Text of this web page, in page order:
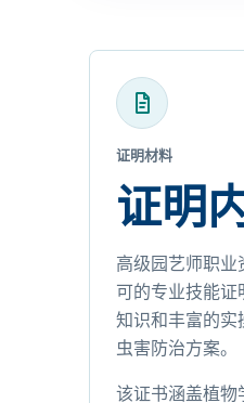
证明材料
证明
高级园艺师职
可的专业技能
知识和丰富的实
虫害防治方案。
该证书涵盖植物